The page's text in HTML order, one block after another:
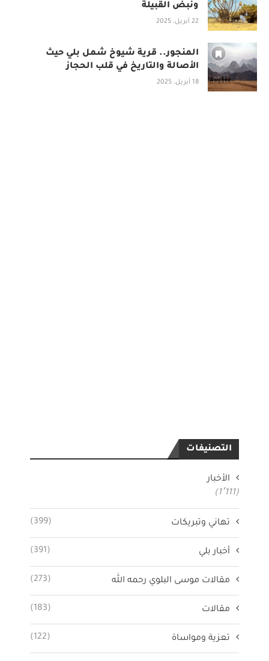
ونبض القبيلة
22 أبريل، 2025
المنجور.. قرية شيوخ شمل بلي حيث
الأصالة والتاريخ في قلب الحجاز
18 أبريل، 2025
التصنيفات
الأخبار
(1٬111)
تهاني وتبريكات (399)
أخبار بلي (391)
مقالات موسى البلوي رحمه الله (273)
مقالات (183)
تعزية ومواساة (122)